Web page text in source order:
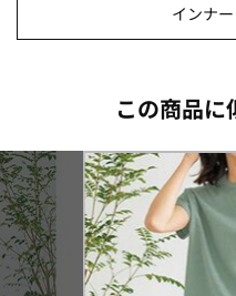
インナ
この商品に